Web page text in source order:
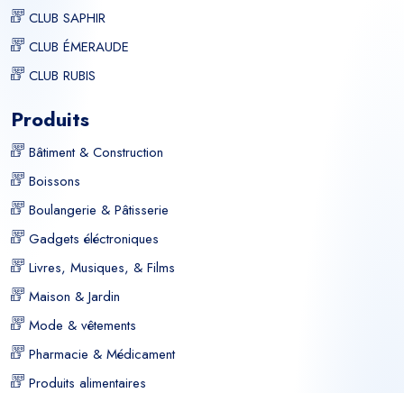
CLUB SAPHIR
CLUB ÉMERAUDE
CLUB RUBIS
Produits
Bâtiment & Construction
Boissons
Boulangerie & Pâtisserie
Gadgets éléctroniques
Livres, Musiques, & Films
Maison & Jardin
Mode & vêtements
Pharmacie & Médicament
Produits alimentaires